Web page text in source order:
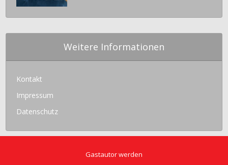
Weitere Informationen
Kontakt
Impressum
Datenschutz
Gastautor werden